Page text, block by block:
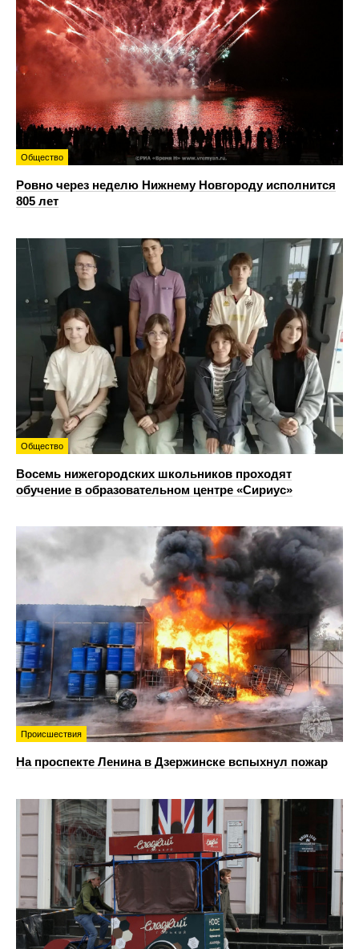
Общество
Ровно через неделю Нижнему Новгороду исполнится
805 лет
Общество
Восемь нижегородских школьников проходят
обучение в образовательном центре «Сириус»
Происшествия
На проспекте Ленина в Дзержинске вспыхнул пожар